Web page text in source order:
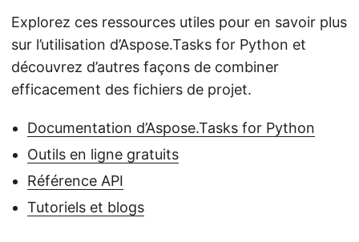
Explorez ces ressources utiles pour en savoir plus
sur l’utilisation d’Aspose.Tasks for Python et
découvrez d’autres façons de combiner
efficacement des fichiers de projet.
Documentation d’Aspose.Tasks for Python
Outils en ligne gratuits
Référence API
Tutoriels et blogs